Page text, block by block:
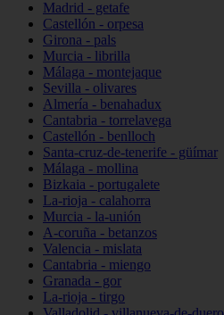
Madrid - getafe
Castellón - orpesa
Girona - pals
Murcia - librilla
Málaga - montejaque
Sevilla - olivares
Almería - benahadux
Cantabria - torrelavega
Castellón - benlloch
Santa-cruz-de-tenerife - güímar
Málaga - mollina
Bizkaia - portugalete
La-rioja - calahorra
Murcia - la-unión
A-coruña - betanzos
Valencia - mislata
Cantabria - miengo
Granada - gor
La-rioja - tirgo